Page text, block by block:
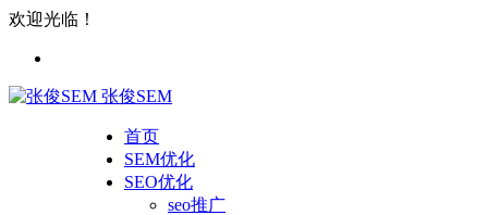
欢迎光临！
张俊SEM
首页
SEM优化
SEO优化
seo推广